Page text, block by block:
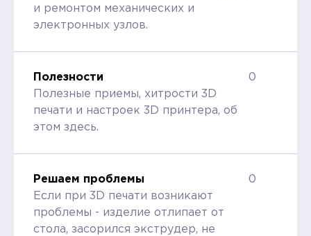
и ремонтом механических и
электронных узлов.
Полезности
Полезные приемы, хитрости 3D
печати и настроек 3D принтера, об
этом здесь.
0
Решаем проблемы
Если при 3D печати возникают
проблемы - изделие отлипает от
стола, засорился экструдер, не
0